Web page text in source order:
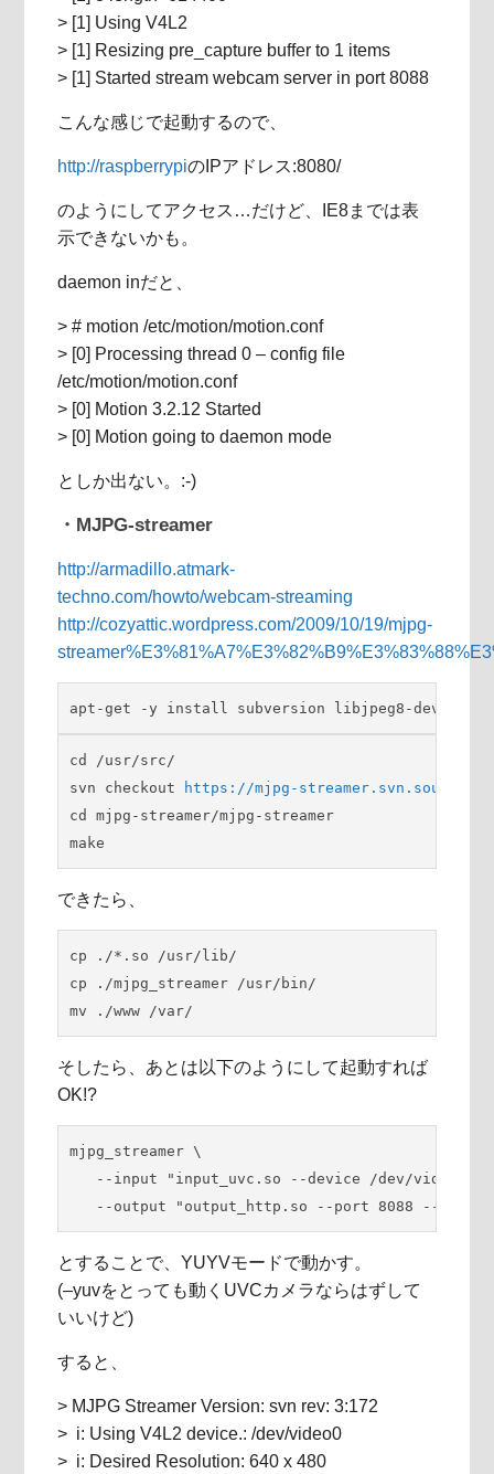
> [1] Using V4L2
> [1] Resizing pre_capture buffer to 1 items
> [1] Started stream webcam server in port 8088
こんな感じで起動するので、
http://raspberrypiのIPアドレス:8080/
のようにしてアクセス…だけど、IE8までは表
示できないかも。
daemon inだと、
> # motion /etc/motion/motion.conf
> [0] Processing thread 0 – config file
/etc/motion/motion.conf
> [0] Motion 3.2.12 Started
> [0] Motion going to daemon mode
としか出ない。:-)
・MJPG-streamer
http://armadillo.atmark-
techno.com/howto/webcam-streaming
http://cozyattic.wordpress.com/2009/10/19/mjpg-
apt-get -y install subversion libjpeg8-dev
cd /usr/src/
svn checkout
https://mjpg-
cd mjpg-streamer/mjpg-streamer
make
できたら、
cp ./*.so /usr/lib/
cp ./mjpg_streamer /usr/bin/
mv ./www /var/
そしたら、あとは以下のようにして起動すれば
OK!?
mjpg_streamer \
--input "input_uvc.so --device /dev/video0
--output "output_http.so --port 8088 --www /
とすることで、YUYVモードで動かす。
(–yuvをとっても動くUVCカメラならはずして
いいけど)
すると、
> MJPG Streamer Version: svn rev: 3:172
> i: Using V4L2 device.: /dev/video0
> i: Desired Resolution: 640 x 480